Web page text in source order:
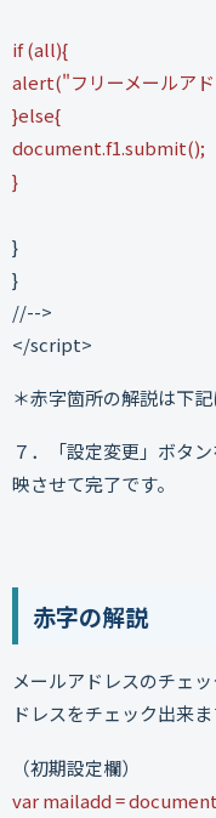
if (all){
alert("フリーメールア
}else{
document.f1.submit();
}
}
}
//-->
</script>
＊赤字箇所の解説は下
７．「設定変更」ボタ
映させて完了です。
赤字の解説
メールアドレスのチェ
ドレスをチェック出来ま
（初期設定欄）
var mailadd =